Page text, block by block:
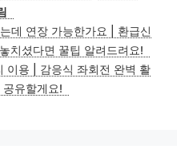
데 연장 가능한가요 | 환급신
치셨다면 꿀팁 알려드려요!
이용 | 감응식 좌회전 완벽 활
유할게요!